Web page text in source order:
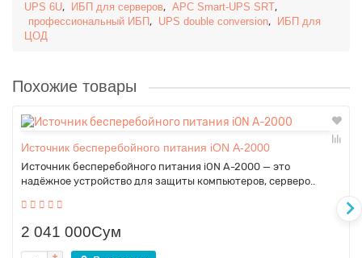
UPS 6U, ИБП для серверов, APC Smart-UPS SRT ,
профессиональный ИБП , UPS double conversion,
ИБП для
ЦОД
Похожие товары
Источник бесперебойного питания iON A-2000
Источник бесперебойного питания iON A-2000 — это
надёжное устройство для защиты компьютеров, серверо..
2 041 000Сум